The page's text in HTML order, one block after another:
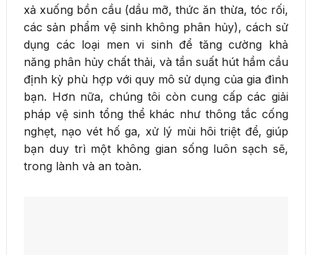
xả xuống bồn cầu (dầu mỡ, thức ăn thừa, tóc rối,
các sản phẩm vệ sinh không phân hủy), cách sử
dụng các loại men vi sinh để tăng cường khả
năng phân hủy chất thải, và tần suất hút hầm cầu
định kỳ phù hợp với quy mô sử dụng của gia đình
bạn. Hơn nữa, chúng tôi còn cung cấp các giải
pháp vệ sinh tổng thể khác như thông tắc cống
nghẹt, nạo vét hố ga, xử lý mùi hôi triệt để, giúp
bạn duy trì một không gian sống luôn sạch sẽ,
trong lành và an toàn.